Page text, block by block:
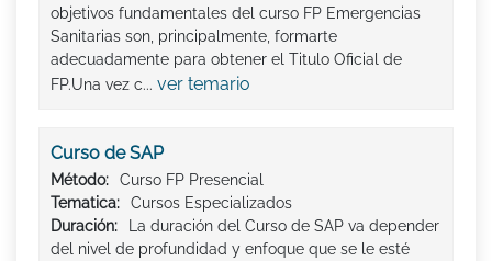
objetivos fundamentales del curso FP Emergencias
Sanitarias son, principalmente, formarte
adecuadamente para obtener el Titulo Oficial de
FP.Una vez c... ver temario
Curso de SAP
Método:
Curso FP Presencial
Tematica:
Cursos Especializados
Duración:
La duración del Curso de SAP va depender
del nivel de profundidad y enfoque que se le esté